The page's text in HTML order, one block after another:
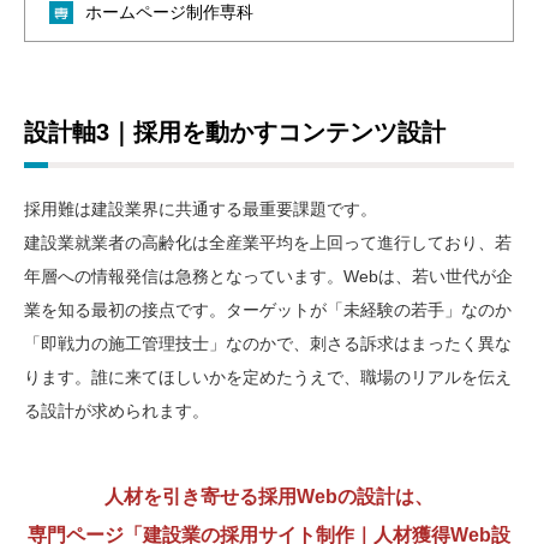
ホームページ制作専科
設計軸3｜採用を動かすコンテンツ設計
採用難は建設業界に共通する最重要課題です。
建設業就業者の高齢化は全産業平均を上回って進行しており、若
年層への情報発信は急務となっています。Webは、若い世代が企
業を知る最初の接点です。ターゲットが「未経験の若手」なのか
「即戦力の施工管理技士」なのかで、刺さる訴求はまったく異な
ります。誰に来てほしいかを定めたうえで、職場のリアルを伝え
る設計が求められます。
人材を引き寄せる採用Webの設計は、
専門ページ「建設業の採用サイト制作｜人材獲得Web設